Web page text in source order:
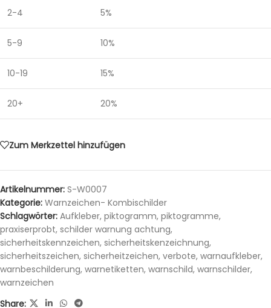
2-4 5%
5-9 10%
10-19 15%
20+ 20%
Zum Merkzettel hinzufügen
Artikelnummer: S-W0007
Kategorie: Warnzeichen- Kombischilder
Schlagwörter: Aufkleber, piktogramm, piktogramme,
praxiserprobt, schilder warnung achtung,
sicherheitskennzeichen, sicherheitskenzeichnung,
sicherheitszeichen, sicherheitzeichen, verbote, warnaufkleber,
warnbeschilderung, warnetiketten, warnschild, warnschilder,
warnzeichen
Share: